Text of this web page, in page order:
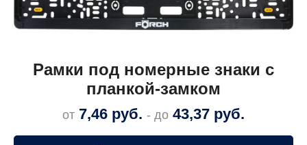
Рамки под номерные знаки с
планкой-замком
от 7,46 руб. - до 43,37 руб.